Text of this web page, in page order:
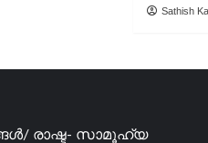
Sathish
രാഷ്ട- സാമൂഹ്യ